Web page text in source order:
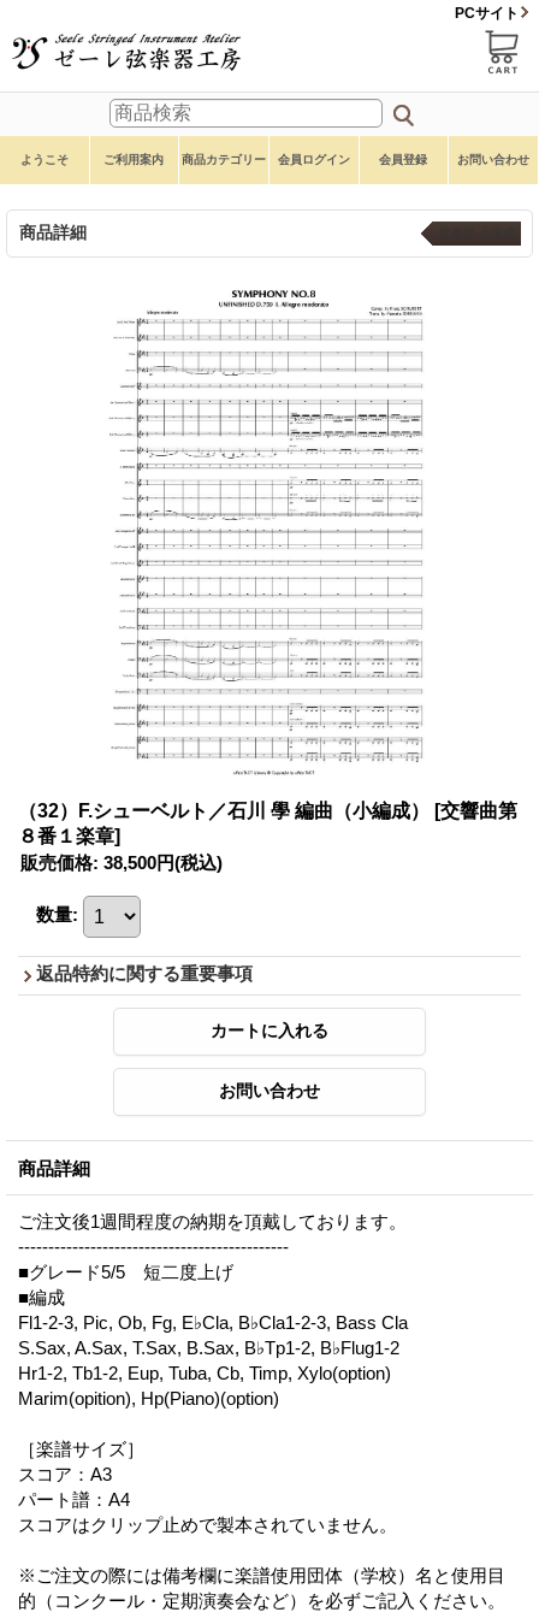
PCサイト
ようこそ ご利用案内 商品カテゴリー 会員ログイン 会員登録 お問い合わせ
商品詳細
（32）F.シューベルト／石川 學 編曲（小編成）
[交響曲第
８番１楽章]
販売価格: 38,500円(税込)
数量:
返品特約に関する重要事項
商品詳細
ご注文後1週間程度の納期を頂戴しております。
---------------------------------------------
■グレード5/5 短二度上げ
■編成
Fl1-2-3, Pic, Ob, Fg, E♭Cla, B♭Cla1-2-3, Bass Cla
S.Sax, A.Sax, T.Sax, B.Sax, B♭Tp1-2, B♭Flug1-2
Hr1-2, Tb1-2, Eup, Tuba, Cb, Timp, Xylo(option)
Marim(opition), Hp(Piano)(option)
［楽譜サイズ］
スコア：A3
パート譜：A4
スコアはクリップ止めで製本されていません。
※ご注文の際には備考欄に楽譜使用団体（学校）名と使用目
的（コンクール・定期演奏会など）を必ずご記入ください。